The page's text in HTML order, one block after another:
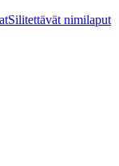
Silitettävät nimilaput